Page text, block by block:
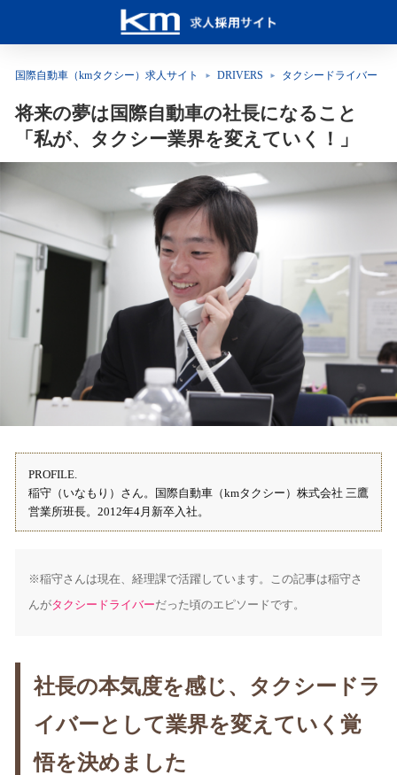
国際自動車（kmタクシー）求人サイト DRIVERS タクシードライバー
将来の夢は国際自動車の社長になること
「私が、タクシー業界を変えていく！」
PROFILE.
稲守（いなもり）さん。国際自動車（kmタクシー）株式会社 三鷹
営業所班長。2012年4月新卒入社。
※稲守さんは現在、経理課で活躍しています。この記事は稲守さ
んがタクシードライバーだった頃のエピソードです。
社長の本気度を感じ、タクシードラ
イバーとして業界を変えていく覚
悟を決めました